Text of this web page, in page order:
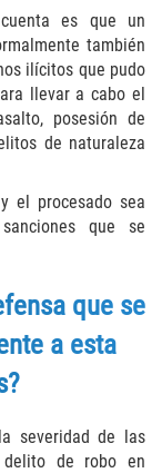
en
es que un
también
ilícitos que pudo
llevar a cabo el
posesión de
de naturaleza
el procesado sea
que se
que se
a esta
severidad de las
de robo en